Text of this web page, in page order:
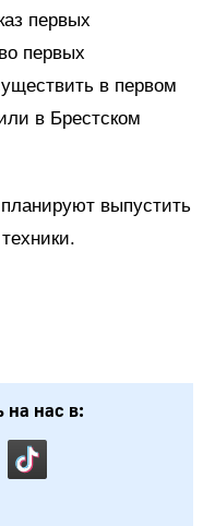
первых
первых
в первом
в Брестском
выпустить
на нас в: